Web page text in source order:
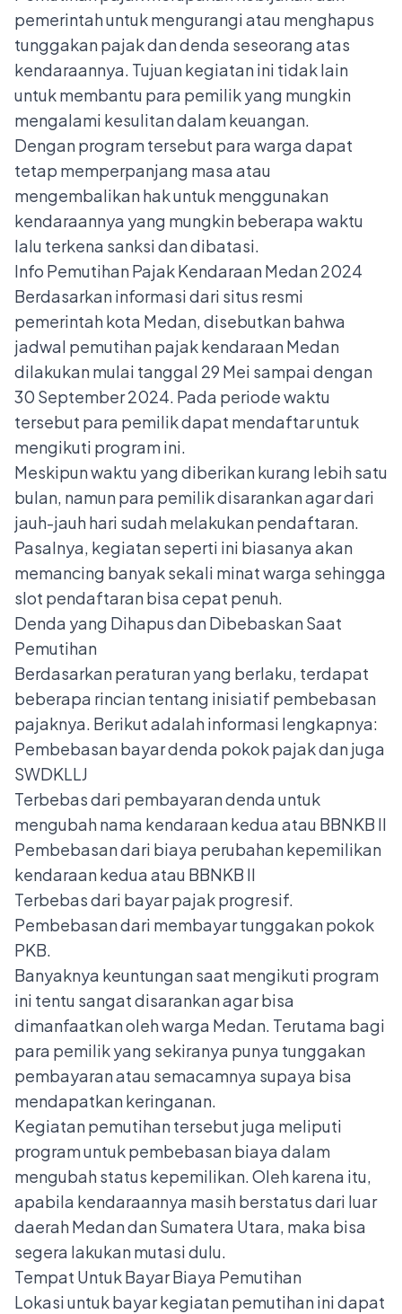
pemerintah untuk mengurangi atau menghapus
tunggakan pajak dan denda seseorang atas
kendaraannya. Tujuan kegiatan ini tidak lain
untuk membantu para pemilik yang mungkin
mengalami kesulitan dalam keuangan.
Dengan program tersebut para warga dapat
tetap memperpanjang masa atau
mengembalikan hak untuk menggunakan
kendaraannya yang mungkin beberapa waktu
lalu terkena sanksi dan dibatasi.
Info Pemutihan Pajak Kendaraan Medan 2024
Berdasarkan informasi dari situs resmi
pemerintah kota Medan, disebutkan bahwa
jadwal pemutihan pajak kendaraan Medan
dilakukan mulai tanggal 29 Mei sampai dengan
30 September 2024. Pada periode waktu
tersebut para pemilik dapat mendaftar untuk
mengikuti program ini.
Meskipun waktu yang diberikan kurang lebih satu
bulan, namun para pemilik disarankan agar dari
jauh-jauh hari sudah melakukan pendaftaran.
Pasalnya, kegiatan seperti ini biasanya akan
memancing banyak sekali minat warga sehingga
slot pendaftaran bisa cepat penuh.
Denda yang Dihapus dan Dibebaskan Saat
Pemutihan
Berdasarkan peraturan yang berlaku, terdapat
beberapa rincian tentang inisiatif pembebasan
pajaknya. Berikut adalah informasi lengkapnya:
Pembebasan bayar denda pokok pajak dan juga
SWDKLLJ
Terbebas dari pembayaran denda untuk
mengubah nama kendaraan kedua atau BBNKB II
Pembebasan dari biaya perubahan kepemilikan
kendaraan kedua atau BBNKB II
Terbebas dari bayar pajak progresif.
Pembebasan dari membayar tunggakan pokok
PKB.
Banyaknya keuntungan saat mengikuti program
ini tentu sangat disarankan agar bisa
dimanfaatkan oleh warga Medan. Terutama bagi
para pemilik yang sekiranya punya tunggakan
pembayaran atau semacamnya supaya bisa
mendapatkan keringanan.
Kegiatan pemutihan tersebut juga meliputi
program untuk pembebasan biaya dalam
mengubah status kepemilikan. Oleh karena itu,
apabila kendaraannya masih berstatus dari luar
daerah Medan dan Sumatera Utara, maka bisa
segera lakukan mutasi dulu.
Tempat Untuk Bayar Biaya Pemutihan
Lokasi untuk bayar kegiatan pemutihan ini dapat